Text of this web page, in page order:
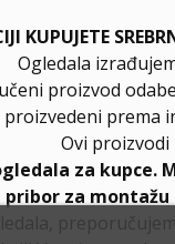
KUPUJETE
Ogledala
proizvod
proizvedeni prema
Ovi
za kupce.
za